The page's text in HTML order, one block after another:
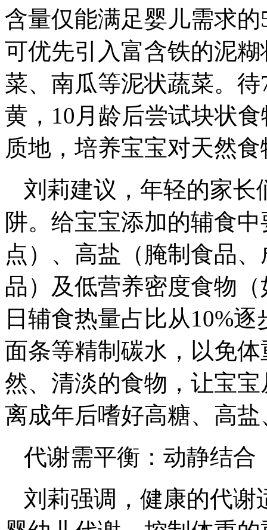
含量仅能满足婴儿需求
可优先引入富含铁的泥
菜、南瓜等泥状蔬菜。
黄，10月龄后尝试块状
质地，培养宝宝对天然
刘莉建议，年轻的家长
阱。给宝宝添加的辅食
点）、高盐（腌制食品
品）及低营养密度食物
日辅食热量占比从10%
面条等精制碳水，以免
然、清淡的食物，让宝
离成年后嗜好高糖、高
代谢需平衡：动静结合
刘莉强调，健康的代谢